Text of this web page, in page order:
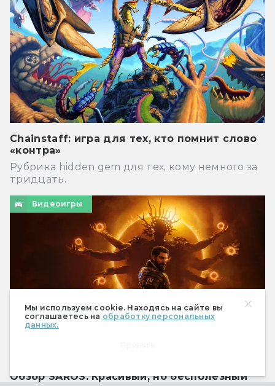
Мы используем cookie. Находясь на сайте вы
соглашаетесь на обработку персональных
данных.
Chainstaff: игра для тех, кто помнит слово
«контра»
Рубрика hidden gem для тех, кому немного за
тридцать.
Видеоигры
Обзор SAROS: Красивый, но бесполезный